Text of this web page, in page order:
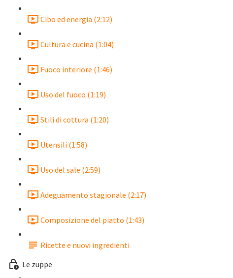
Cibo ed energia (2:12)
Cultura e cucina (1:04)
Fuoco interiore (1:46)
Uso del fuoco (1:19)
Stili di cottura (1:20)
Utensili (1:58)
Uso del sale (2:59)
Adeguamento stagionale (2:17)
Composizione del piatto (1:43)
Ricette e nuovi ingredienti
Le zuppe